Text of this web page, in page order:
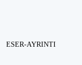
ESER-AYRINTI